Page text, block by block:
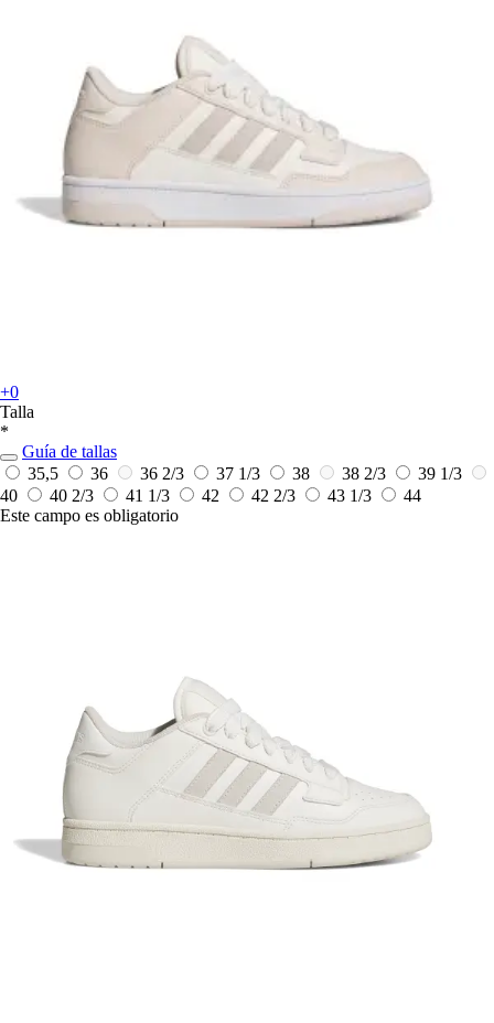
+0
Talla
*
Guía de tallas
35,5
36 36 2/3 37 1/3 38 38 2/3
39 1/3
40
40 2/3 41 1/3 42 42 2/3 43 1/3
44
Este campo es obligatorio